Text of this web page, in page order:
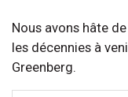
Nous avons hâte
les décennies à
Greenberg.